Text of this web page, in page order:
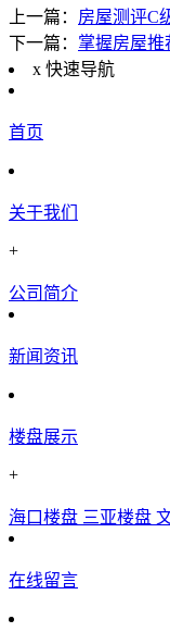
上一篇： 房屋测评C
下一篇： 掌握房屋推
x 快速导航
首页
关于我们
+
公司简介
新闻资讯
楼盘展示
+
海口楼盘 三亚楼盘
在线留言